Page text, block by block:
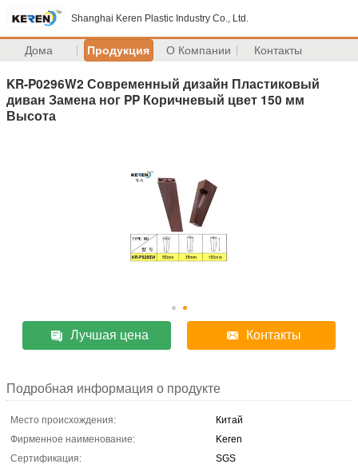
Shanghai Keren Plastic Industry Co., Ltd.
Дома Продукция О Компании Контакты
KR-P0296W2 Современный дизайн Пластиковый
диван Замена ног PP Коричневый цвет 150 мм
Высота
Лучшая цена Контакты
Подробная информация о продукте
Место происхождения:
Китай
Фирменное наименование:
Keren
Сертификация:
SGS